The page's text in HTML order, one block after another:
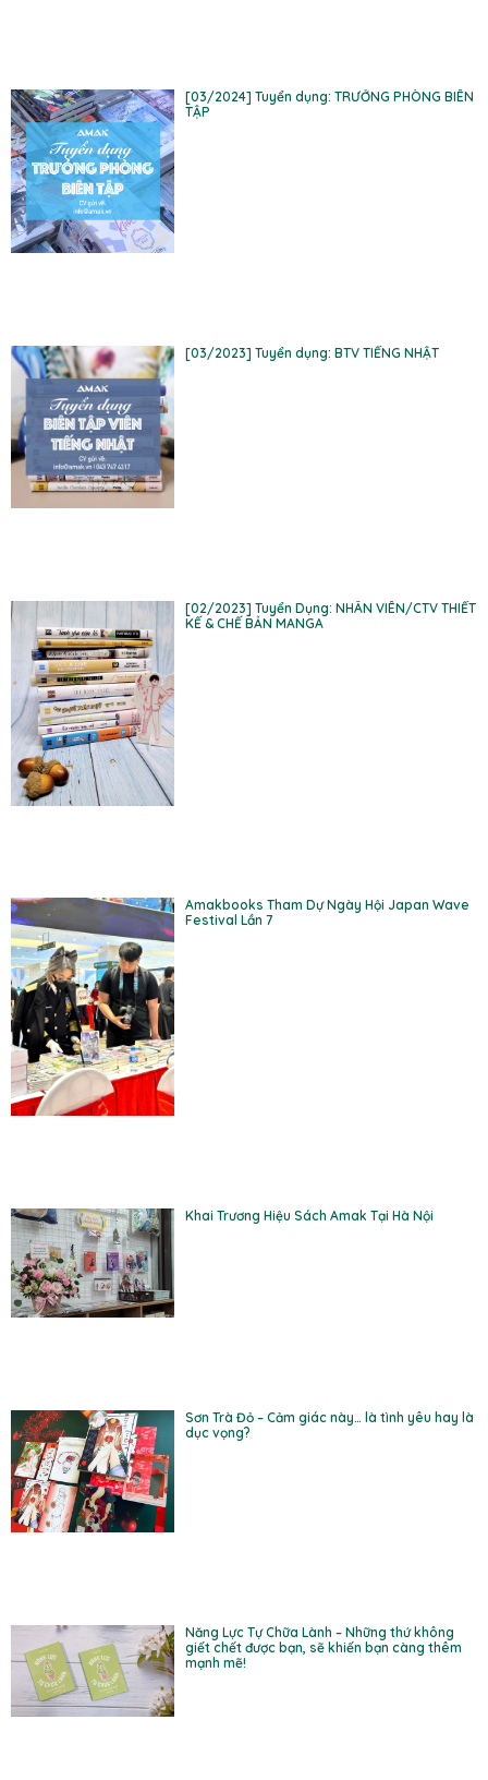
[03/2024] Tuyển dụng: TRƯỞNG PHÒNG BIÊN
TẬP
[03/2023] Tuyển dụng: BTV TIẾNG NHẬT
[02/2023] Tuyển Dụng: NHÂN VIÊN/CTV THIẾT
KẾ & CHẾ BẢN MANGA
Amakbooks Tham Dự Ngày Hội Japan Wave
Festival Lần 7
Khai Trương Hiệu Sách Amak Tại Hà Nội
Sơn Trà Đỏ – Cảm giác này… là tình yêu hay là
dục vọng?
Năng Lực Tự Chữa Lành – Những thứ không
giết chết được bạn, sẽ khiến bạn càng thêm
mạnh mẽ!